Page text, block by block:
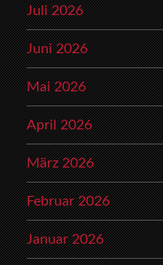
Juli 2026
Juni 2026
Mai 2026
April 2026
März 2026
Februar 2026
Januar 2026